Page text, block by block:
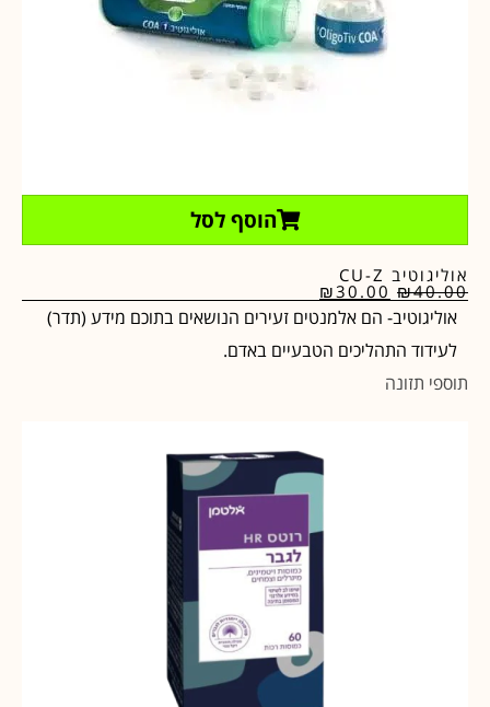
הוסף לסל
אוליגוטיב CU-Z
₪40.00
₪30.00
אוליגוטיב- הם אלמנטים זעירים הנושאים בתוכם מידע (תדר)
לעידוד התהליכים הטבעיים באדם.
תוספי תזונה